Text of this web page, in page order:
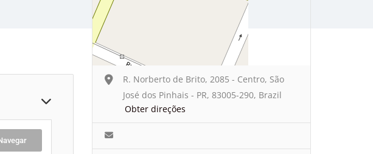
R. Norberto de Brito, 2085 - Centro, São
José dos Pinhais - PR, 83005-290, Brazil
Obter direções